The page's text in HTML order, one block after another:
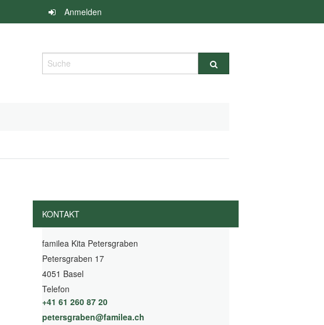
Anmelden
Suche
KONTAKT
familea Kita Petersgraben
Petersgraben 17
4051 Basel
Telefon
+41 61 260 87 20
petersgraben@familea.ch